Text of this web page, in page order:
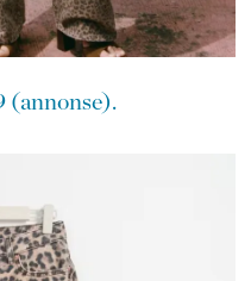
(annonse).